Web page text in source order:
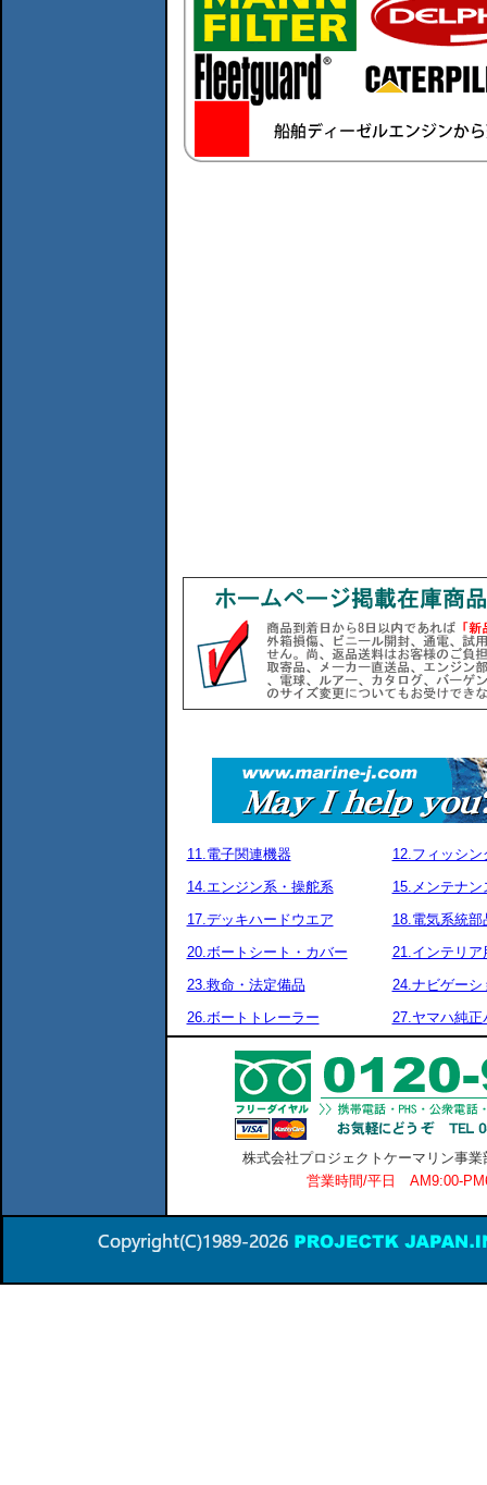
11.電子関連機器
12.フィッシン
14.エンジン系・操舵系
15.メンテナン
17.デッキハードウエア
18.電気系統部
20.ボートシート・カバー
21.インテリア
23.救命・法定備品
24.ナビゲーシ
26.ボートトレーラー
27.ヤマハ純正
株式会社プロジェクトケーマリン事
営業時間/平日 AM9:00-